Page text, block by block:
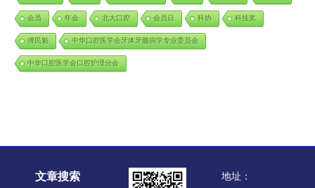
会员 年会 北大口腔 会员日 科协 科技奖
傅民魁 中华口腔医学会牙体牙髓病学专业委员会
中华口腔医学会口腔护理分会
文章搜索
地址：